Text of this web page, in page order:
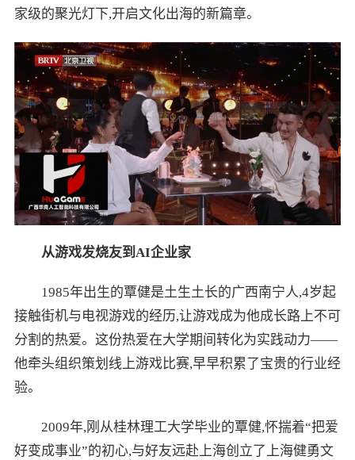
家级的聚光灯下,开启文化出海的新篇章。
从游戏发烧友到AI企业家
1985年出生的覃健是土生土长的广西南宁人,4岁起
接触街机与电视游戏的经历,让游戏成为他成长路上不可
分割的热爱。这份热爱在大学期间转化为实践动力——
他牵头组织策划线上游戏比赛,早早积累了宝贵的行业经
验。
2009年,刚从桂林理工大学毕业的覃健,怀揣着“把爱
好变成事业”的初心,与好友远赴上海创立了上海健勇文